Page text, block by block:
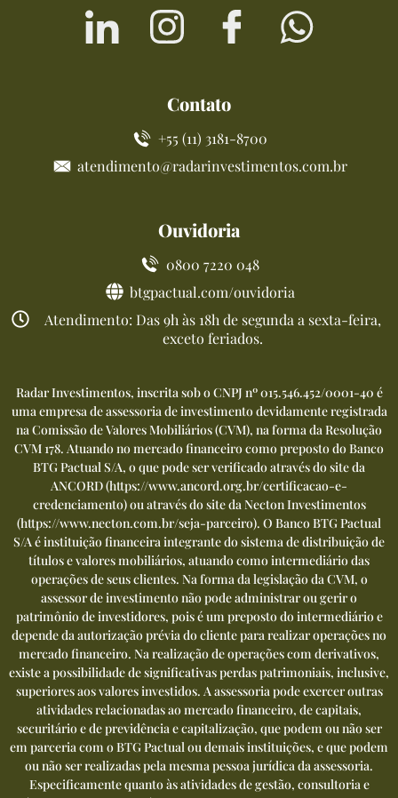
Contato
+55 (11) 3181-8700
atendimento@radarinvestimentos.com.br
Ouvidoria
0800 7220 048
btgpactual.com/ouvidoria
Atendimento: Das 9h às 18h de segunda a sexta-feira,
exceto feriados.
Radar Investimentos, inscrita sob o CNPJ nº 015.546.452/0001-40 é
uma empresa de assessoria de investimento devidamente registrada
na Comissão de Valores Mobiliários (CVM), na forma da Resolução
CVM 178. Atuando no mercado financeiro como preposto do Banco
BTG Pactual S/A, o que pode ser verificado através do site da
ANCORD (https://www.ancord.org.br/certificacao-e-
credenciamento) ou através do site da Necton Investimentos
(https://www.necton.com.br/seja-parceiro). O Banco BTG Pactual
S/A é instituição financeira integrante do sistema de distribuição de
títulos e valores mobiliários, atuando como intermediário das
operações de seus clientes. Na forma da legislação da CVM, o
assessor de investimento não pode administrar ou gerir o
patrimônio de investidores, pois é um preposto do intermediário e
depende da autorização prévia do cliente para realizar operações no
mercado financeiro. Na realização de operações com derivativos,
existe a possibilidade de significativas perdas patrimoniais, inclusive,
superiores aos valores investidos. A assessoria pode exercer outras
atividades relacionadas ao mercado financeiro, de capitais,
securitário e de previdência e capitalização, que podem ou não ser
em parceria com o BTG Pactual ou demais instituições, e que podem
ou não ser realizadas pela mesma pessoa jurídica da assessoria.
Especificamente quanto às atividades de gestão, consultoria e